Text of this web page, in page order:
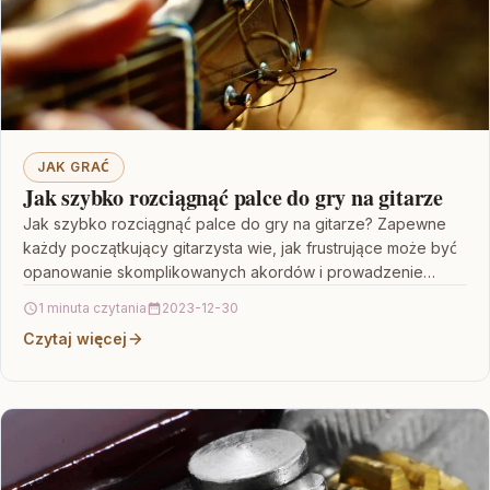
JAK GRAĆ
Jak szybko rozciągnąć palce do gry na gitarze
Jak szybko rozciągnąć palce do gry na gitarze? Zapewne
każdy początkujący gitarzysta wie, jak frustrujące może być
opanowanie skomplikowanych akordów i prowadzenie
1 minuta czytania 2023-12-30
Czytaj więcej